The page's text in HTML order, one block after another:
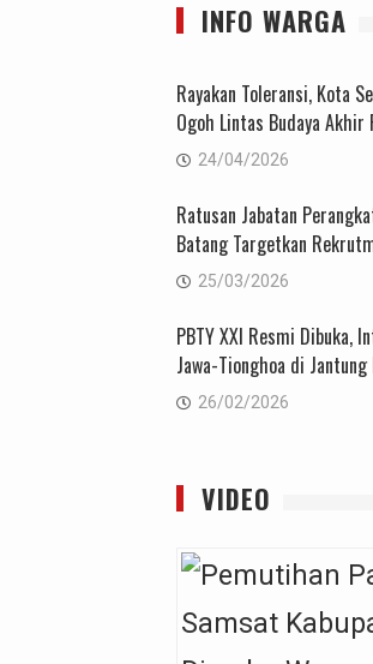
INFO WARGA
Rayakan Toleransi, Kota
Ogoh Lintas Budaya Akhir
24/04/2026
Ratusan Jabatan
Batang Targetkan
25/03/2026
PBTY XXI Resmi Dibuka,
Jawa-Tionghoa di
26/02/2026
VIDEO